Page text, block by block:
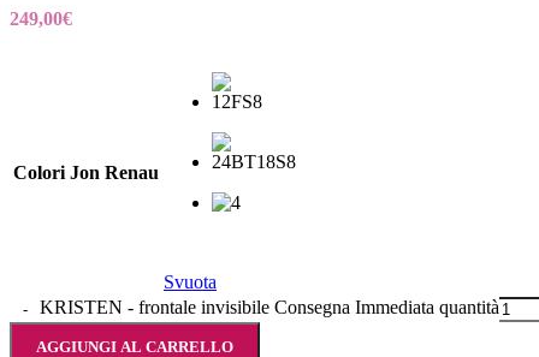
249,00€
Colori Jon Renau
Svuota
KRISTEN - frontale invisibile Consegna Immediata quantità
AGGIUNGI AL CARRELLO